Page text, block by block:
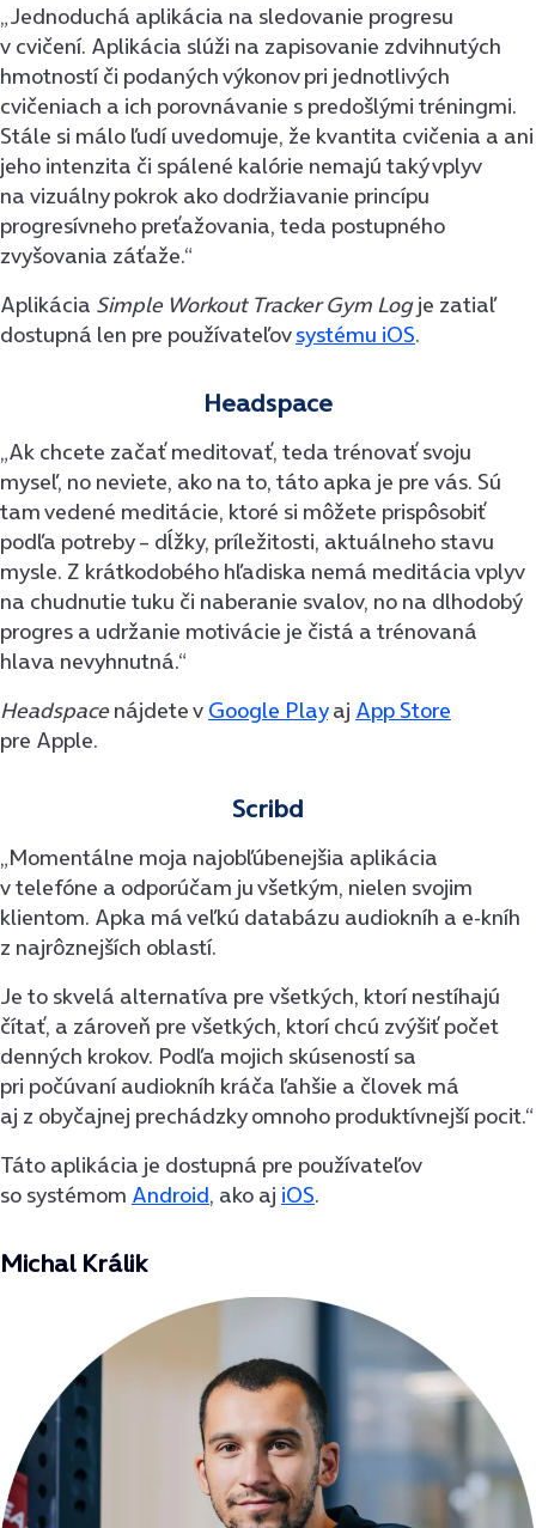
„Jednoduchá aplikácia na sledovanie progresu
v cvičení. Aplikácia slúži na zapisovanie zdvihnutých
hmotností či podaných výkonov pri jednotlivých
cvičeniach a ich porovnávanie s predošlými tréningmi.
Stále si málo ľudí uvedomuje, že kvantita cvičenia a ani
jeho intenzita či spálené kalórie nemajú taký vplyv
na vizuálny pokrok ako dodržiavanie princípu
progresívneho preťažovania, teda postupného
zvyšovania záťaže.“
Aplikácia Simple Workout Tracker Gym Logje zatiaľ
dostupná len pre používateľovsystému iOS.
Headspace
„Ak chcete začať meditovať, teda trénovať svoju
myseľ, no neviete, ako na to, táto apka je pre vás. Sú
tam vedené meditácie, ktoré si môžete prispôsobiť
podľa potreby – dĺžky, príležitosti, aktuálneho stavu
mysle. Z krátkodobého hľadiska nemá meditácia vplyv
na chudnutie tuku či naberanie svalov, no na dlhodobý
progres a udržanie motivácie je čistá a trénovaná
hlava nevyhnutná.“
Headspacenájdete v Google Playaj App Store
pre Apple.
Scribd
„Momentálne moja najobľúbenejšia aplikácia
v telefóne a odporúčam ju všetkým, nielen svojim
klientom. Apka má veľkú databázu audiokníh a e-kníh
z najrôznejších oblastí.
Je to skvelá alternatíva pre všetkých, ktorí nestíhajú
čítať, a zároveň pre všetkých, ktorí chcú zvýšiť počet
denných krokov. Podľa mojich skúseností sa
pri počúvaní audiokníh kráča ľahšie a človek má
aj z obyčajnej prechádzky omnoho produktívnejší pocit.“
Táto aplikácia je dostupná pre používateľov
so systémom Android, ako aj iOS.
Michal Králik